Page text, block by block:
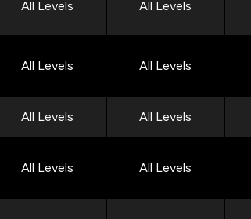
All Levels All Levels
All Levels All Levels
All Levels All Levels
All Levels All Levels